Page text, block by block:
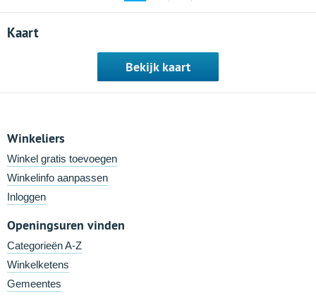
Kaart
Bekijk kaart
Winkeliers
Winkel gratis toevoegen
Winkelinfo aanpassen
Inloggen
Openingsuren vinden
Categorieën A-Z
Winkelketens
Gemeentes